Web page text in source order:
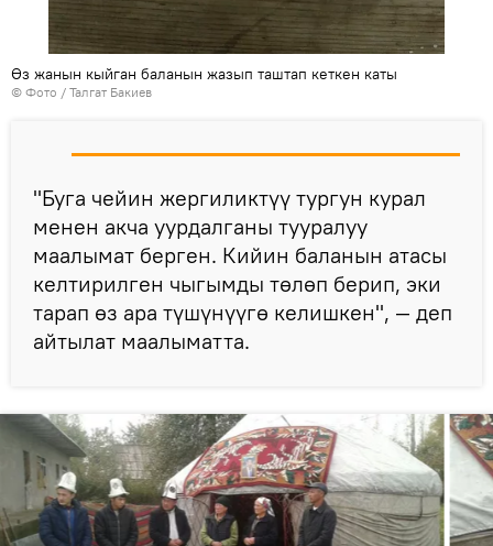
Өз жанын кыйган баланын жазып таштап кеткен каты
© Фото / Талгат Бакиев
"Буга чейин жергиликтүү тургун курал
менен акча уурдалганы тууралуу
маалымат берген. Кийин баланын атасы
келтирилген чыгымды төлөп берип, эки
тарап өз ара түшүнүүгө келишкен", — деп
айтылат маалыматта.